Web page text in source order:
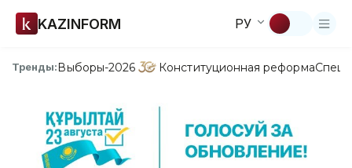
KAZINFORM РУ
Тренды:Выборы-2026 Конституционная реформа